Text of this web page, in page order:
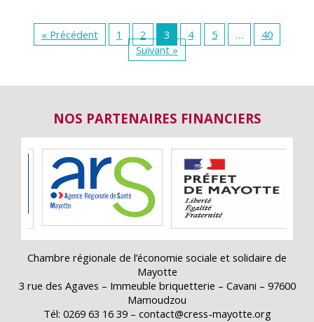
« Précédent 1 2 3 4 5 …
40
Suivant »
NOS PARTENAIRES FINANCIERS
Chambre régionale de l’économie sociale et solidaire de
Mayotte
3 rue des Agaves – Immeuble briquetterie – Cavani – 97600
Mamoudzou
Tél: 0269 63 16 39 – contact@cress-mayotte.org